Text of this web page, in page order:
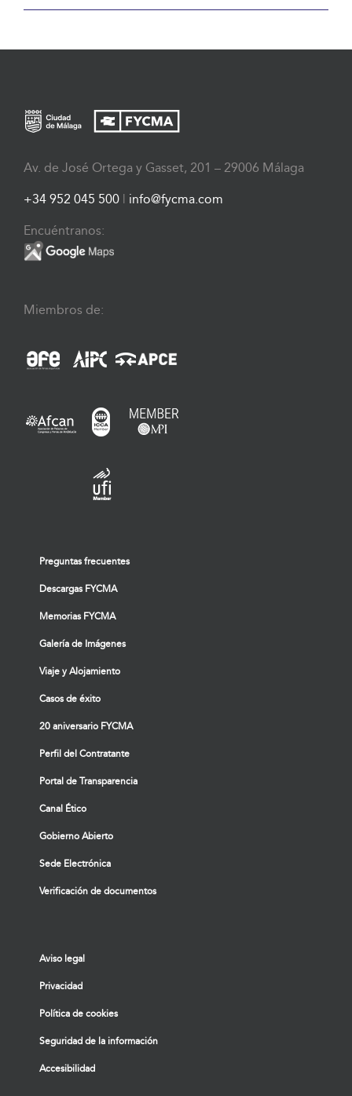
Av. de José Ortega y Gasset, 201 – 29006 Málaga
+34 952 045 500 info@fycma.com
Encuéntranos:
Miembros de:
Preguntas frecuentes
Descargas FYCMA
Memorias FYCMA
Galería de Imágenes
Viaje y Alojamiento
Casos de éxito
20 aniversario FYCMA
Perfil del Contratante
Portal de Transparencia
Canal Ético
Gobierno Abierto
Sede Electrónica
Verificación de documentos
Aviso legal
Privacidad
Política de cookies
Seguridad de la información
Accesibilidad